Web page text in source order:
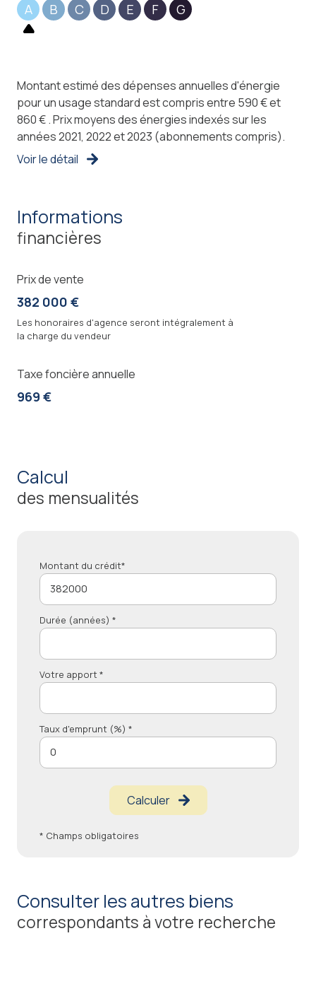
A B C D E F G
Montant estimé des dépenses annuelles d'énergie
pour un usage standard est compris entre 590 € et
860 € . Prix moyens des énergies indexés sur les
années 2021, 2022 et 2023 (abonnements compris).
Voir le détail
informations
financières
Prix de vente
382 000 €
Les honoraires d'agence seront intégralement à
la charge du vendeur
Taxe foncière annuelle
969 €
calcul
des mensualités
Montant du crédit*
Durée (années) *
Votre apport *
Taux d'emprunt (%) *
Calculer
* Champs obligatoires
consulter les autres biens
correspondants à votre recherche